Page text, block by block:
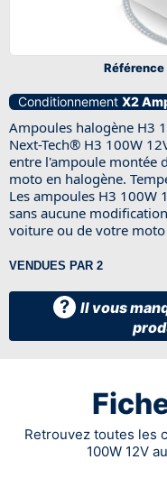
Référence
Conditionnement X2
Ampoules halogène H3
Next-Tech® H3 100W
entre l'ampoule montée
moto en halogène.
Les ampoules H3 100W
sans aucune
voiture ou de votre moto
VENDUES PAR 2
? Il vous
Retrouvez toutes les
100W 12V